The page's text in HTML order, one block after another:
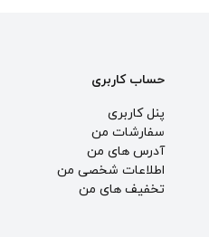
حساب کاربری
پنل کاربری
سفارشات من
آدرس های من
اطلاعات شخصی من
تخفیف های من